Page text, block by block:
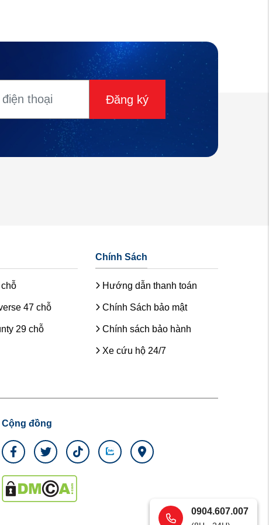
Đăng ký
47 chỗ
29 chỗ
Chính Sách
Hướng dẫn thanh toán
Chính Sách bảo mật
Chính sách bảo hành
Xe cứu hộ 24/7
Cộng đồng
0904.607.007